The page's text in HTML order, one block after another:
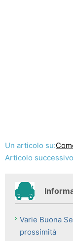
Un articolo su:Come
Articolo
Varie Buona
prossimità